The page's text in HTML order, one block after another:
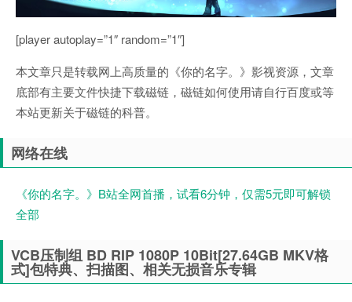
[player autoplay=”1″ random=”1″]
本文章只是转载网上高质量的《你的名字。》影视资源，文章
底部有主要文件快捷下载磁链，磁链如何使用请自行百度或等
本站更新关于磁链的科普。
网络在线
《你的名字。》B站全网首播，试看6分钟，仅需5元即可解锁
全部
VCB压制组 BD RIP 1080P 10Bit[27.64GB MKV格
式]包特典、扫描图、相关无损音乐专辑